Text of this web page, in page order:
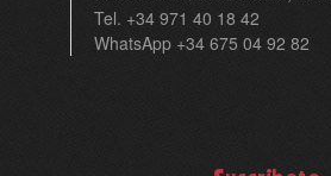
Tel. +34 971 40 18 42
WhatsApp +34 675 04 92 82